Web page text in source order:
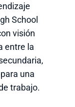
School
visión
entre la
una
trabajo.